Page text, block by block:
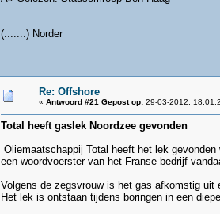
(.......) Norder
Re: Offshore
« Antwoord #21 Gepost op: 29-03-2012,
Total heeft gaslek Noordzee gevonden
Oliemaatschappij Total heeft het lek
een woordvoerster van het Franse bedrijf
Volgens de zegsvrouw is het gas afkomstig uit
Het lek is ontstaan tijdens boringen in een